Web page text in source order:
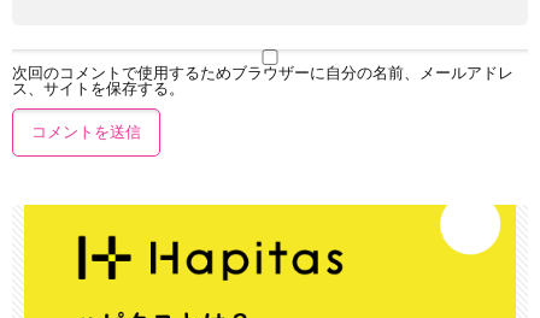
次回のコメントで使用するためブラウザーに自分の名前、メールアドレ
ス、サイトを保存する。